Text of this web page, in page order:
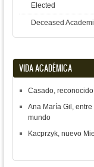
Elected
Deceased
VIDA ACADÉMICA
Casado,
Ana María Gil,
mundo
Kacprzyk, nuevo